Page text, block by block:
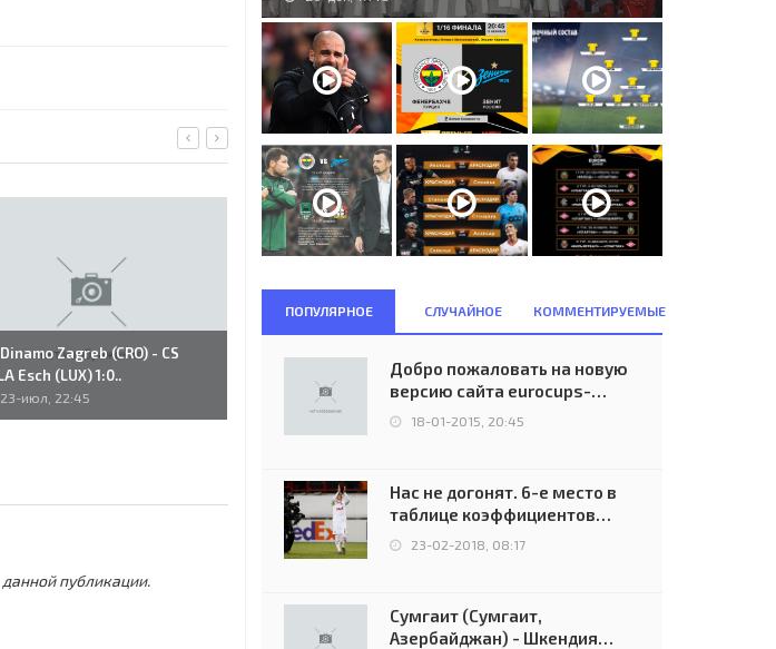
Zagreb (CRO) - CS
Esch (LUX) 1:0..
23-июл, 22:45
Shakhtar Donetsk (UKR) 1:0..
10-дек, 23:45
Inter (ITA) 3:2..
24-ноя, 21:00
публикации.
ПОПУЛЯРНОЕ СЛУЧАЙНОЕ КОММЕНТИРУЕМЫЕ
Добро пожаловать на новую
версию сайта eurocups-
uefa.ru
18-01-2015, 20:45
Нас не догонят. 6-е место в
таблице коэффициентов
УЕФА остаётся за Россией
23-02-2018, 08:17
Сумгаит (Сумгаит,
Азербайджан) - Шкендия